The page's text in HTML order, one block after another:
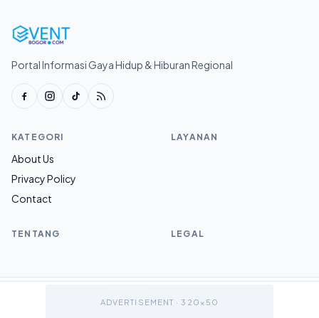
Portal Informasi Gaya Hidup & Hiburan Regional
KATEGORI
About Us
Privacy Policy
Contact
LAYANAN
TENTANG LEGAL
v1.0.0 Sitemap Ke atas
ADVERTISEMENT · 320×50